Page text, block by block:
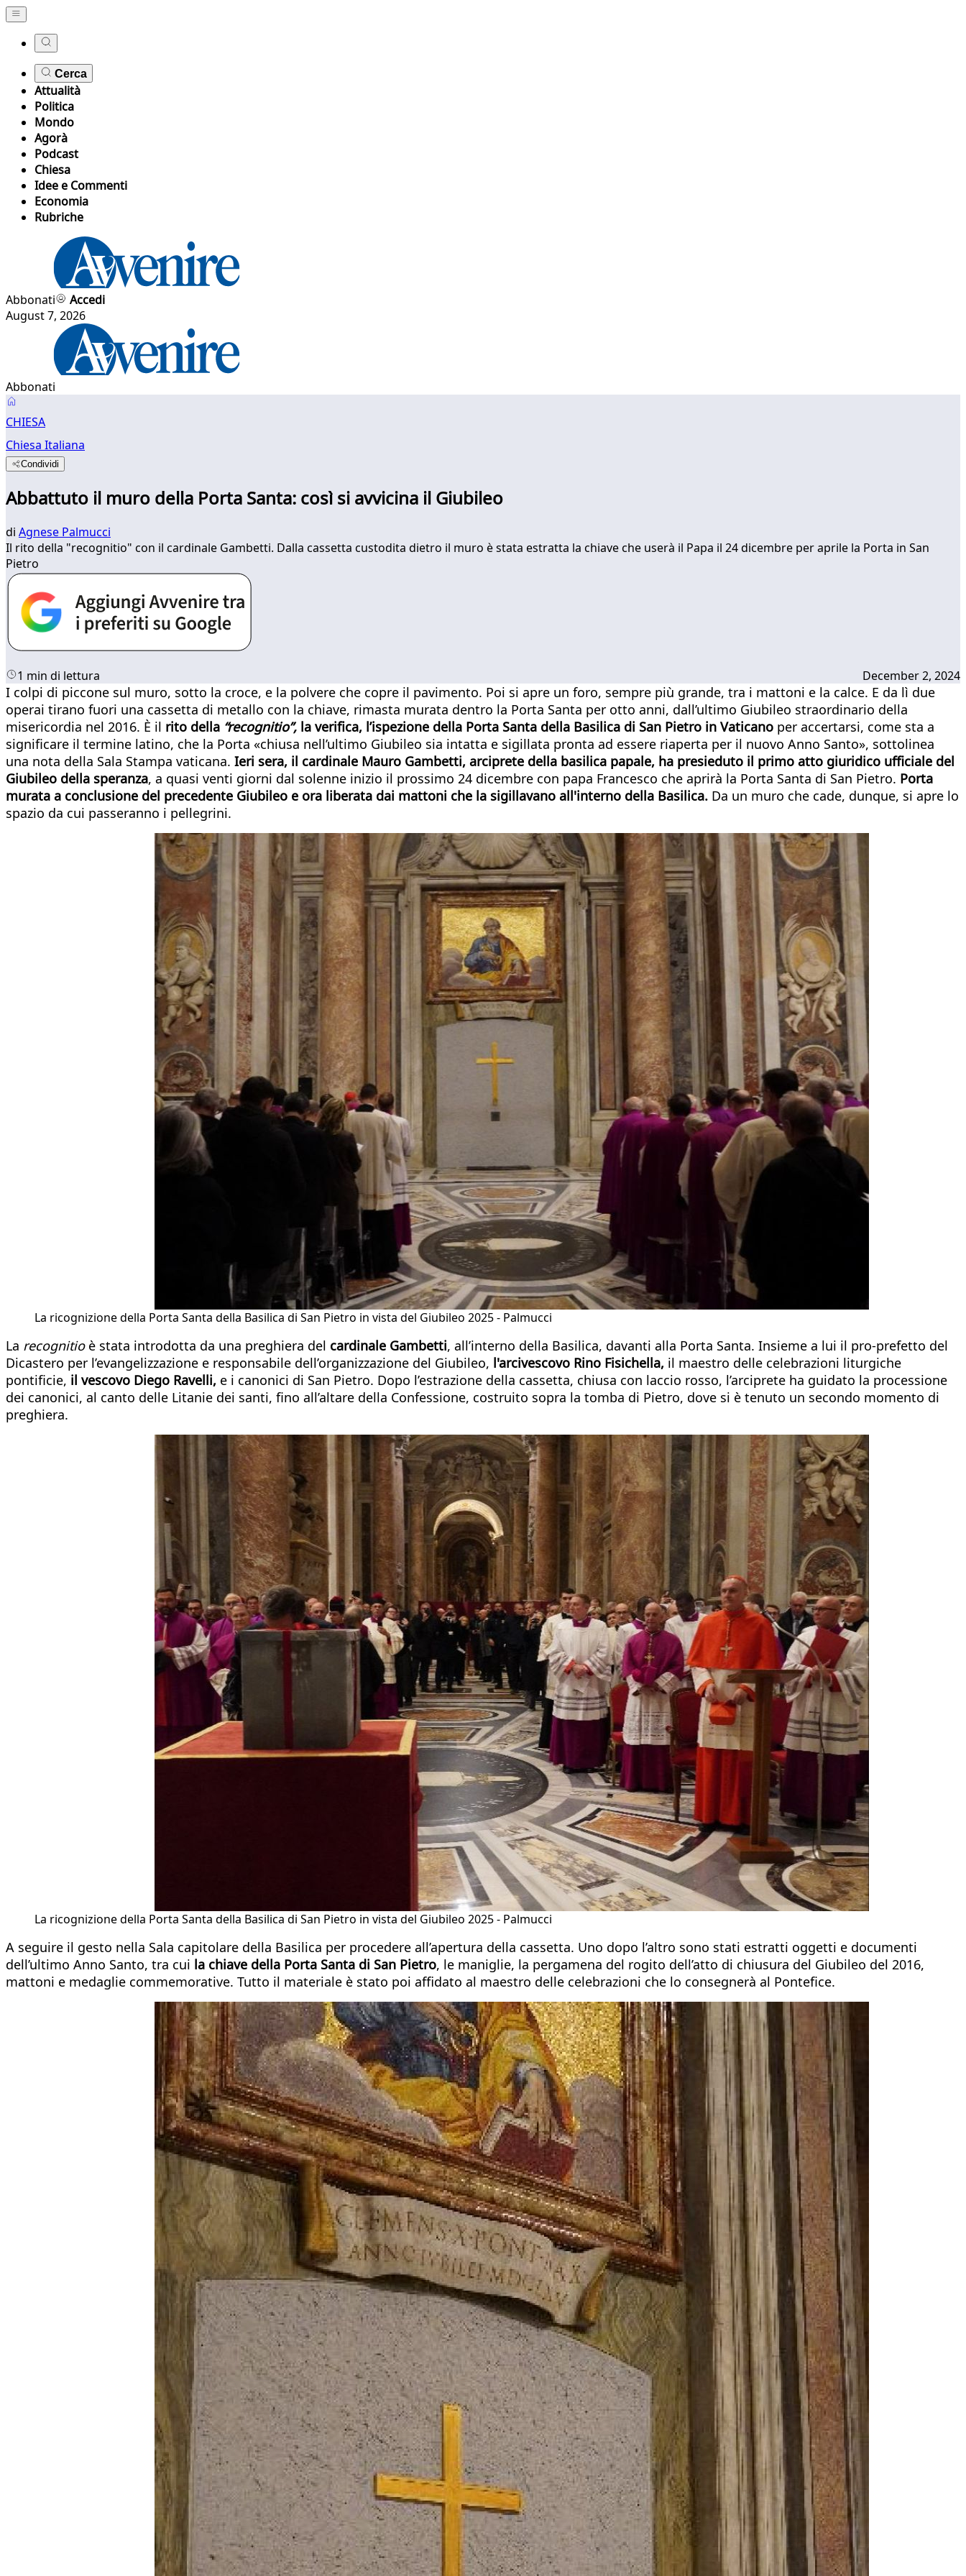
Cerca
Attualità
Politica
Mondo
Agorà
Podcast
Chiesa
Idee e Commenti
Economia
Rubriche
Abbonati
Accedi
August 7, 2026
Abbonati
CHIESA
Chiesa Italiana
Condividi
Abbattuto il muro della Porta Santa: così si avvicina il Giubileo
di Agnese Palmucci
Il rito della "recognitio" con il cardinale Gambetti. Dalla cassetta custodita dietro il muro è stata estratta la chiave che userà il Papa il 24 dicembre per aprile la Porta in San
Pietro
1 min di lettura December 2, 2024
I colpi di piccone sul muro, sotto la croce, e la polvere che copre il pavimento. Poi si apre un foro, sempre più grande, tra i mattoni e la calce. E da lì due
operai tirano fuori una cassetta di metallo con la chiave, rimasta murata dentro la Porta Santa per otto anni, dall’ultimo Giubileo straordinario della
misericordia nel 2016. È il rito della “recognitio”, la verifica, l’ispezione della Porta Santa della Basilica di San Pietro in Vaticano per accertarsi, come sta a
significare il termine latino, che la Porta «chiusa nell’ultimo Giubileo sia intatta e sigillata pronta ad essere riaperta per il nuovo Anno Santo», sottolinea
una nota della Sala Stampa vaticana. Ieri sera, il cardinale Mauro Gambetti, arciprete della basilica papale, ha presieduto il primo atto giuridico ufficiale del
Giubileo della speranza, a quasi venti giorni dal solenne inizio il prossimo 24 dicembre con papa Francesco che aprirà la Porta Santa di San Pietro. Porta
murata a conclusione del precedente Giubileo e ora liberata dai mattoni che la sigillavano all'interno della Basilica. Da un muro che cade, dunque, si apre lo
spazio da cui passeranno i pellegrini.
La ricognizione della Porta Santa della Basilica di San Pietro in vista del Giubileo 2025 - Palmucci
La recognitio è stata introdotta da una preghiera del cardinale Gambetti, all’interno della Basilica, davanti alla Porta Santa. Insieme a lui il pro-prefetto del
Dicastero per l’evangelizzazione e responsabile dell’organizzazione del Giubileo, l'arcivescovo Rino Fisichella, il maestro delle celebrazioni liturgiche
pontificie, il vescovo Diego Ravelli, e i canonici di San Pietro. Dopo l’estrazione della cassetta, chiusa con laccio rosso, l’arciprete ha guidato la processione
dei canonici, al canto delle Litanie dei santi, fino all’altare della Confessione, costruito sopra la tomba di Pietro, dove si è tenuto un secondo momento di
preghiera.
La ricognizione della Porta Santa della Basilica di San Pietro in vista del Giubileo 2025 - Palmucci
A seguire il gesto nella Sala capitolare della Basilica per procedere all’apertura della cassetta. Uno dopo l’altro sono stati estratti oggetti e documenti
dell’ultimo Anno Santo, tra cui la chiave della Porta Santa di San Pietro, le maniglie, la pergamena del rogito dell’atto di chiusura del Giubileo del 2016,
mattoni e medaglie commemorative. Tutto il materiale è stato poi affidato al maestro delle celebrazioni che lo consegnerà al Pontefice.